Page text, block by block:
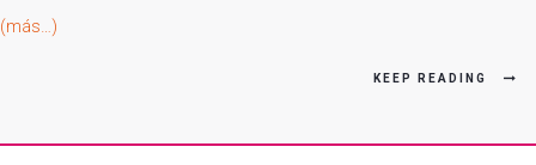
(más…)
KEEP READING